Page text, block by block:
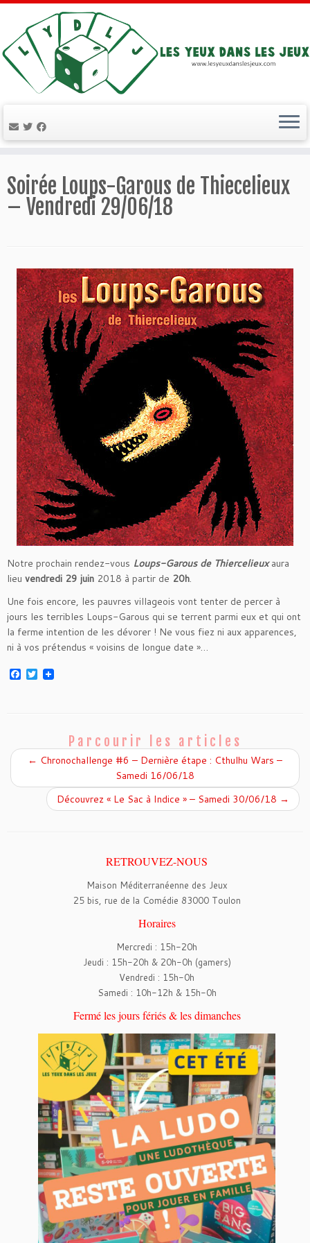
au
contenu
Soirée Loups-Garous de Thiecelieux
– Vendredi 29/06/18
Notre prochain rendez-vous Loups-Garous de Thiercelieuxaura
lieu vendredi 29 juin 2018 à partir de 20h.
Une fois encore, les pauvres villageois vont tenter de percer à
jours les terribles Loups-Garous qui se terrent parmi eux et qui ont
la ferme intention de les dévorer ! Ne vous fiez ni aux apparences,
ni à vos prétendus « voisins de longue date »…
F
k
T
w
Parcourir les articles
← Chronochallenge #6 – Dernière étape : Cthulhu Wars –
Samedi 16/06/18
Découvrez « Le Sac à Indice » – Samedi 30/06/18 →
RETROUVEZ-NOUS
Maison Méditerranéenne des Jeux
25 bis, rue de la Comédie 83000 Toulon
Horaires
Mercredi : 15h-20h
Jeudi : 15h-20h & 20h-0h (gamers)
Vendredi : 15h-0h
Samedi : 10h-12h & 15h-0h
Fermé les jours fériés & les dimanches